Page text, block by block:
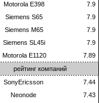
Motorola E398
7.9
Siemens S65
7.9
Siemens M65
7.9
Siemens SL45i
7.9
Motorola E1120
7.89
рейтинг компаний
SonyEricsson
7.44
Neonode
7.43